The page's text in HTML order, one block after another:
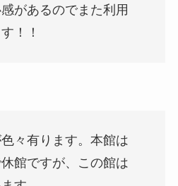
があるのでまた利用
！！
々有ります。本館は
館ですが、この館は